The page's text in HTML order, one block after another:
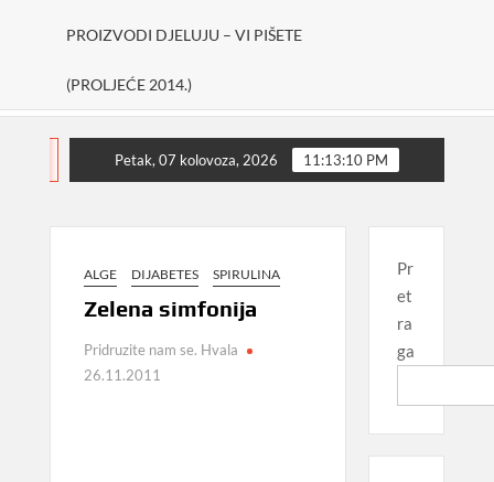
PROIZVODI DJELUJU – VI PIŠETE
(PROLJEĆE 2014.)
SHAKE ONE PURE Protiv
Petak, 07 kolovoza, 2026 11:13:11 PM
ALGE DIJABETES SPIRULINA
Zelena simfonija
Pridruzite nam se. Hvala
26.11.2011
Pr
et
ra
ga